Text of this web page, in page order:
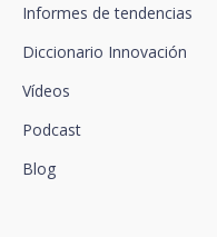
Informes de tendencias
Diccionario Innovación
Vídeos
Podcast
Blog